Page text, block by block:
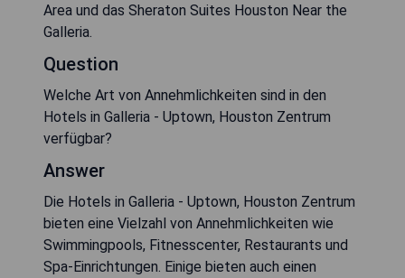
Area und das Sheraton Suites Houston Near the
Galleria.
Question
Welche Art von Annehmlichkeiten sind in den
Hotels in Galleria - Uptown, Houston Zentrum
verfügbar?
Answer
Die Hotels in Galleria - Uptown, Houston Zentrum
bieten eine Vielzahl von Annehmlichkeiten wie
Swimmingpools, Fitnesscenter, Restaurants und
Spa-Einrichtungen. Einige bieten auch einen